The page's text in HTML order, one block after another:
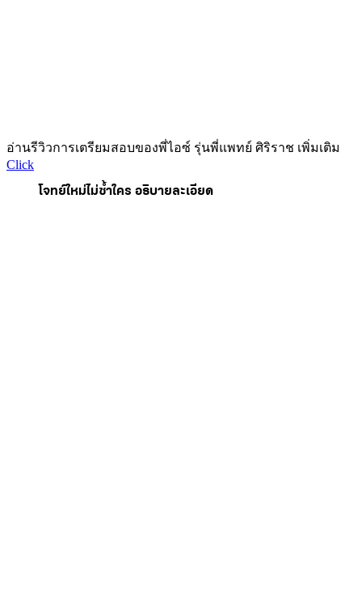
อ่านรีวิวการเตรียมสอบของพี่ไอซ์ รุ่นพี่แพทย์ ศิริราช เพิ่มเติม
Click
โจทย์ใหม่ไม่ซ้ำใคร อธิบายละเอียด